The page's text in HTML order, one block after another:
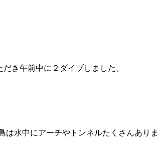
き午前中に２ダイブしました。
は水中にアーチやトンネルたくさんありま